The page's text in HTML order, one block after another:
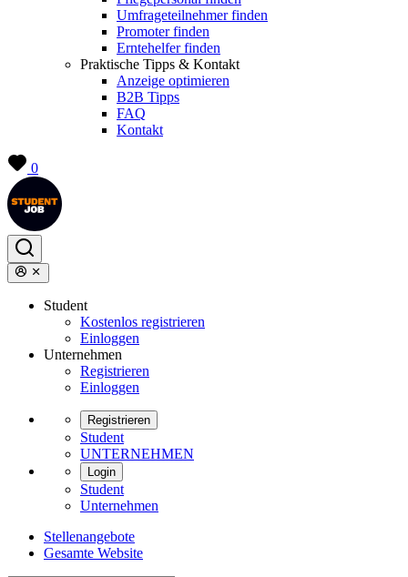
Umfrageteilnehmer finden
Promoter finden
Erntehelfer finden
Praktische Tipps & Kontakt
Anzeige optimieren
B2B Tipps
FAQ
Kontakt
0
Student
Kostenlos registrieren
Einloggen
Unternehmen
Registrieren
Einloggen
Registrieren
Student
UNTERNEHMEN
Login
Student
Unternehmen
Stellenangebote
Gesamte Website